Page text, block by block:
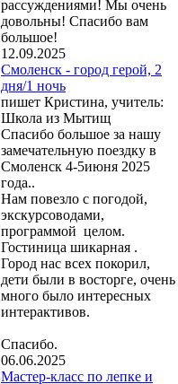
рассуждениями! Мы очень
довольны! Спасибо вам
большое!
12.09.2025
Смоленск - город герой, 2
дня/1 ночь
пишет Кристина, учитель:
Школа из Мытищ
Спасибо большое за нашу
замечательную поездку в
Смоленск 4-5июня 2025
года..
Нам повезло с погодой,
экскурсоводами,
программой целом.
Гостиница шикарная .
Город нас всех покорил,
дети были в восторге, очень
много было интересных
интерактивов.
Спасибо.
06.06.2025
Мастер-класс по лепке и